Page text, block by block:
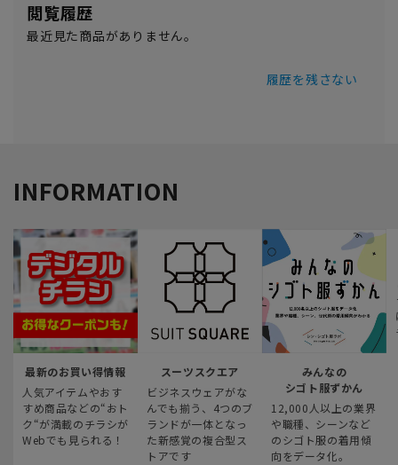
閲覧履歴
最近見た商品がありません。
履歴を残さない
INFORMATION
最新のお買い得情報
人気アイテムやおす
すめ商品などの“おト
ク“が満載のチラシが
Webでも見られる！
スーツスクエア
ビジネスウェアがな
んでも揃う、4つのブ
ランドが一体となっ
た新感覚の複合型ス
トアです
みんなの
シゴト服ずかん
12,000人以上の業界
や職種、シーンなど
のシゴト服の着用傾
向をデータ化。